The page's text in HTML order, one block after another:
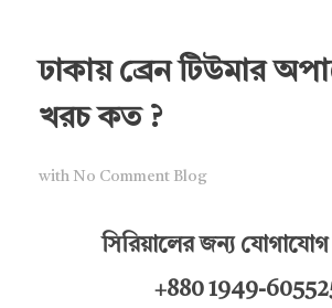
ঢাকায় ব্রেন টিউমার
খরচ কত ?
with No Comment Blog
সিরিয়ালের জন্য
+880 1949-